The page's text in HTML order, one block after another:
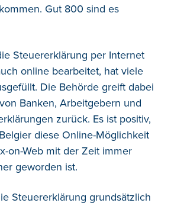
Gut 800 sind es
Steuererklärung per Internet
online bearbeitet, hat viele
Die Behörde greift dabei
Banken, Arbeitgebern und
zurück. Es ist positiv,
diese Online-Möglichkeit
on-Web mit der Zeit immer
geworden ist.
Steuererklärung grundsätzlich